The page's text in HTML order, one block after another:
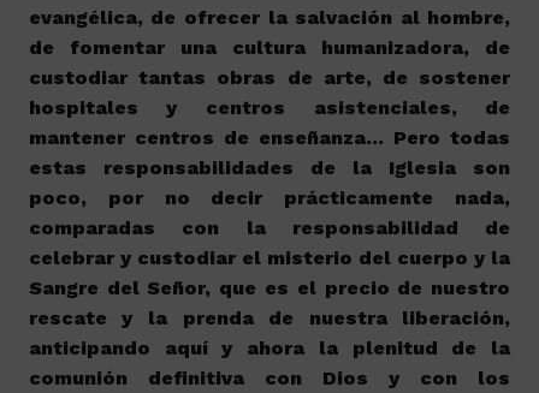
evangélica, de ofrecer la salvación al hombre,
de fomentar una cultura humanizadora, de
custodiar tantas obras de arte, de sostener
hospitales y centros asistenciales, de
mantener centros de enseñanza… Pero todas
estas responsabilidades de la Iglesia son
poco, por no decir prácticamente nada,
comparadas con la responsabilidad de
celebrar y custodiar el misterio del cuerpo y la
Sangre del Señor, que es el precio de nuestro
rescate y la prenda de nuestra liberación,
anticipando aquí y ahora la plenitud de la
comunión definitiva con Dios y con los